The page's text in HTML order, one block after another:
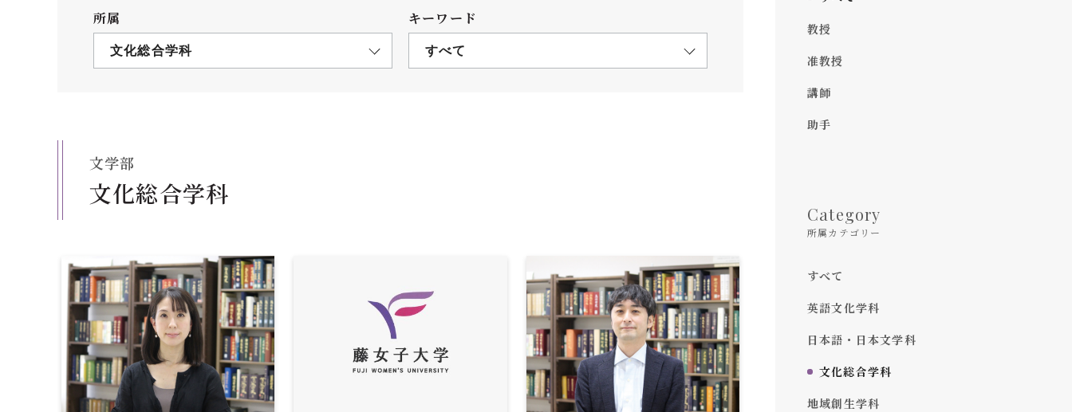
３Dパノラマビュー
取材・撮影依頼
メディア出演・掲載
刊行物
SNS
シンボルマーク・校章
自己点検・評価 教職員採用情報
所属
文化総合学科
キーワード
すべて
文学部
文化総合学科
教授
准教授
講師
助手
Category
所属カテゴリー
すべて
英語文化学科
日本語・日本文学科
文化総合学科
地域創生学科